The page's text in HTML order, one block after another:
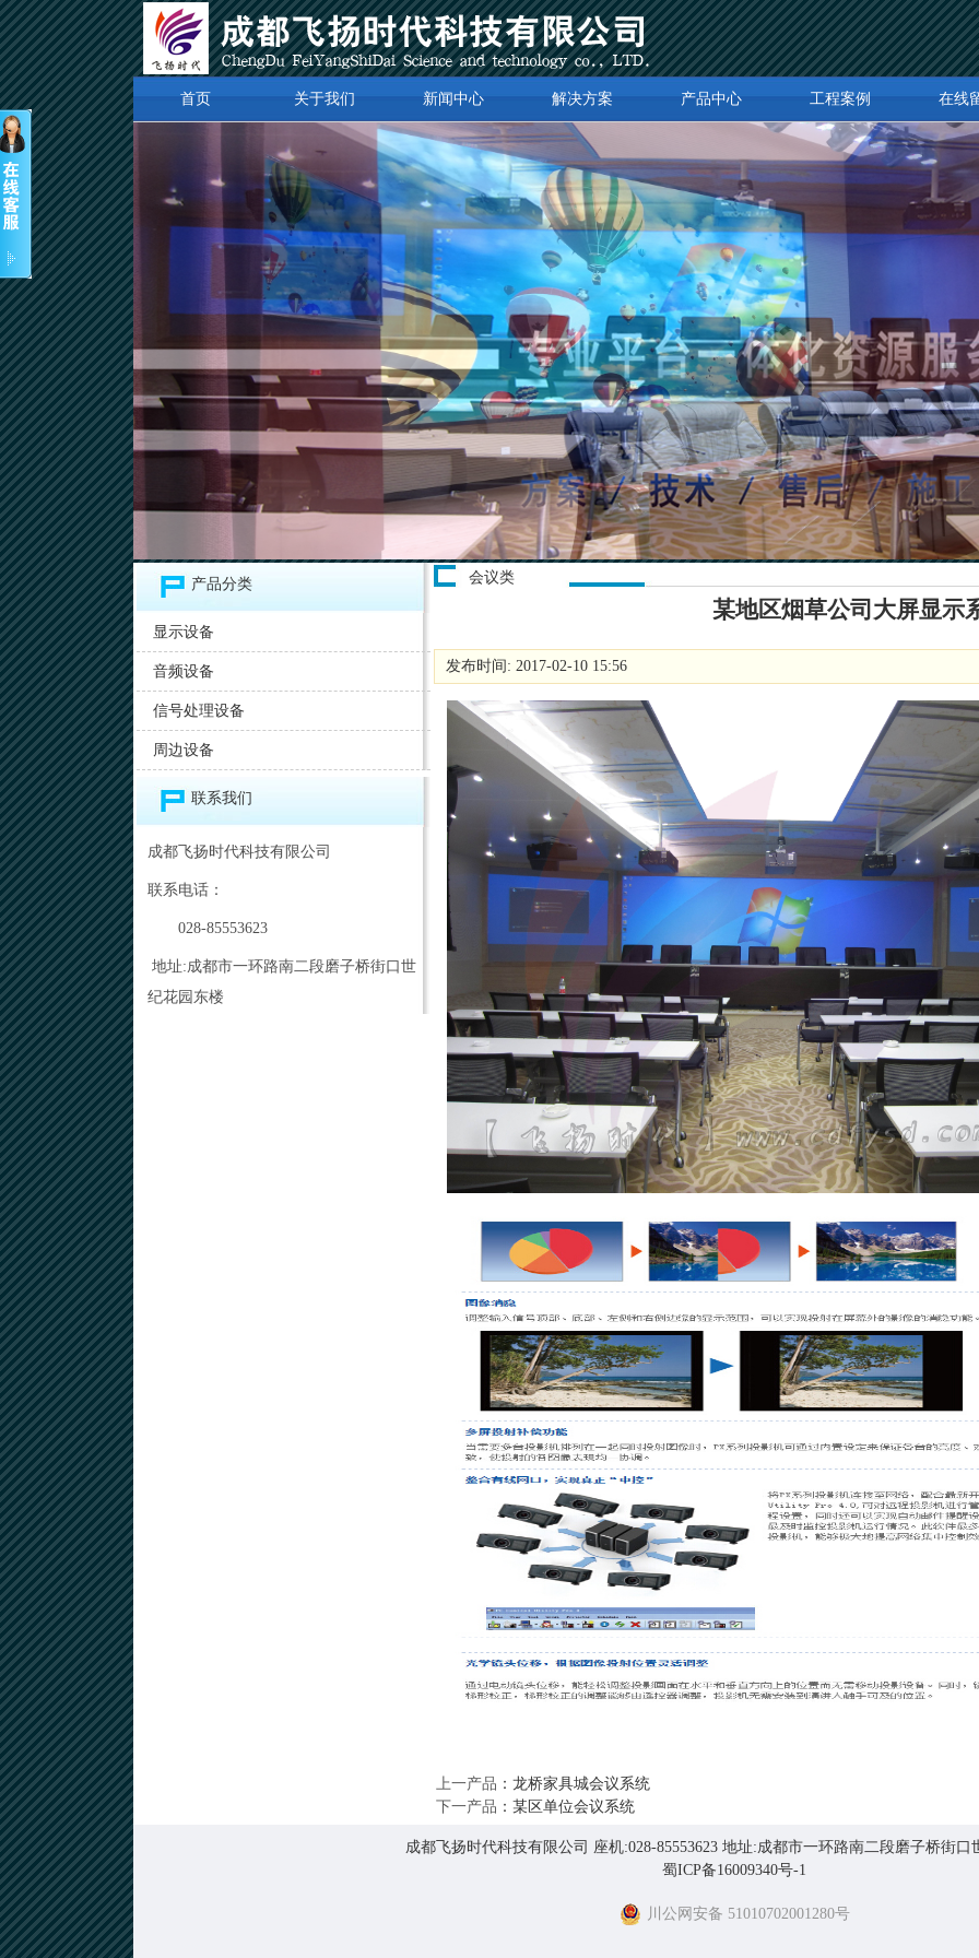
首页 关于我们 新闻中心 解决方案 产品中心 工程案例 在线
产品分类
显示设备
音频设备
信号处理设备
周边设备
联系我们
成都飞扬时代科技有限公司
联系电话：
028-85553623
地址:成都市一环路南二段磨子桥街口世
纪花园东楼
会议类
某地区烟草公司大屏显示
发布时间: 2017-02-10 15:56
上一产品 ： 龙桥家具城会议系统
下一产品 ： 某区单位会议系统
成都飞扬时代科技有限公司 座机:028-85553623 地址:成都市一环路南二段磨子桥街口
蜀ICP备16009340号-1
川公网安备 51010702001280号